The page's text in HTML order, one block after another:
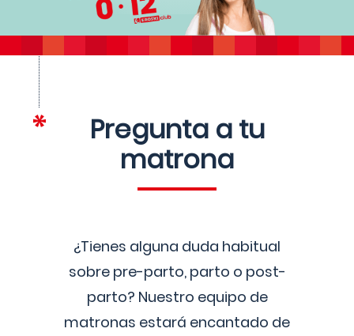
Pregunta a tu
matrona
¿Tienes alguna duda habitual
sobre pre-parto, parto o post-
parto? Nuestro equipo de
matronas estará encantado de